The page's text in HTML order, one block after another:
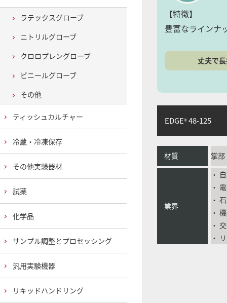
【特徴】
豊富なラインナ
丈夫で
EDGE®48-125
材質 掌
業界
・
・
・
・
・
・
ラテックスグローブ
ニトリルグローブ
クロロプレングローブ
ビニールグローブ
その他
ティッシュカルチャー
冷蔵・冷凍保存
その他実験器材
試薬
化学品
サンプル調整とプロセッシング
汎用実験機器
リキッドハンドリング